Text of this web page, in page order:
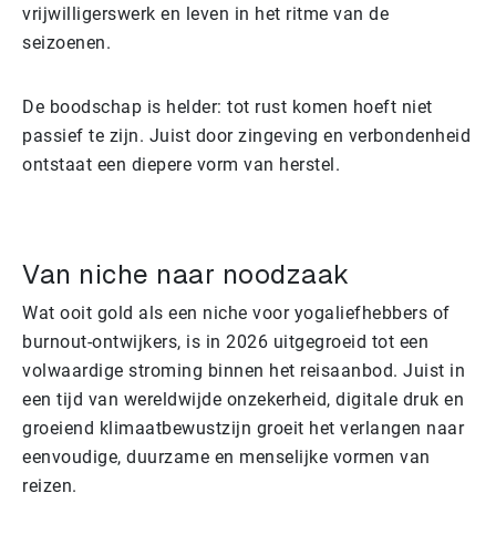
vrijwilligerswerk en leven in het ritme van de
seizoenen.
De boodschap is helder: tot rust komen hoeft niet
passief te zijn. Juist door zingeving en verbondenheid
ontstaat een diepere vorm van herstel.
Van niche naar noodzaak
Wat ooit gold als een niche voor yogaliefhebbers of
burnout-ontwijkers, is in 2026 uitgegroeid tot een
volwaardige stroming binnen het reisaanbod. Juist in
een tijd van wereldwijde onzekerheid, digitale druk en
groeiend klimaatbewustzijn groeit het verlangen naar
eenvoudige, duurzame en menselijke vormen van
reizen.